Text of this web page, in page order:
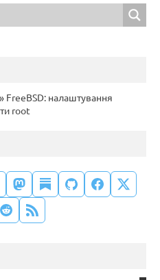
» FreeBSD: налаштування
root